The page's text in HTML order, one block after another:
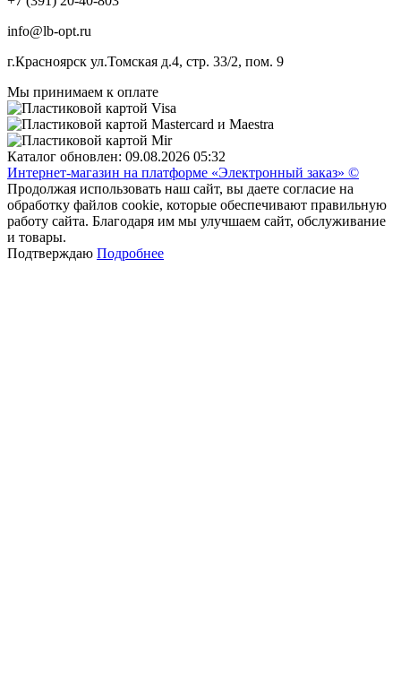
info@lb-opt.ru
г.Красноярск ул.Томская д.4, стр. 33/2, пом. 9
Мы принимаем к оплате
Каталог обновлен: 09.08.2026 05:32
Интернет-магазин на платформе «Электронный заказ» ©
Продолжая использовать наш сайт, вы даете согласие на
обработку файлов cookie, которые обеспечивают правильную
работу сайта. Благодаря им мы улучшаем сайт, обслуживание
и товары.
Подтверждаю Подробнее